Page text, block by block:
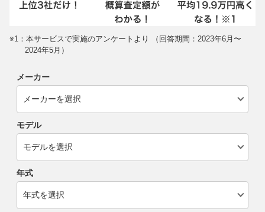
※1：本サービスで実施のアンケートより （回答期間：2023年6月〜
2024年5月）
メーカー
モデル
年式